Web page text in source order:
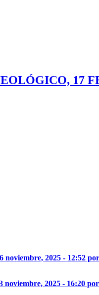
17
6 noviembre, 2025 - 12:52
noviembre, 2025 - 16:20